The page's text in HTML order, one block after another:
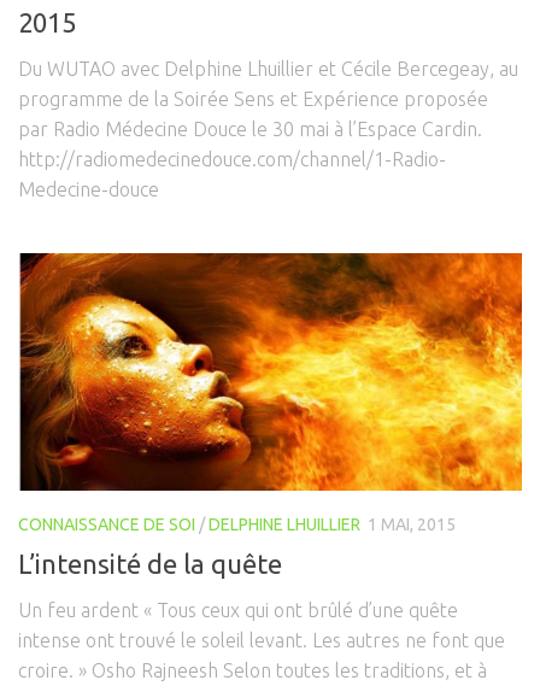
2015
Du WUTAO avec Delphine Lhuillier et Cécile Bercegeay, au
programme de la Soirée Sens et Expérience proposée
par Radio Médecine Douce le 30 mai à l’Espace Cardin.
http://radiomedecinedouce.com/channel/1-Radio-
Medecine-douce
CONNAISSANCE DE SOI /DELPHINE LHUILLIER 1 MAI, 2015
L’intensité de la quête
Un feu ardent « Tous ceux qui ont brûlé d’une quête
intense ont trouvé le soleil levant. Les autres ne font que
croire. » Osho Rajneesh Selon toutes les traditions, et à